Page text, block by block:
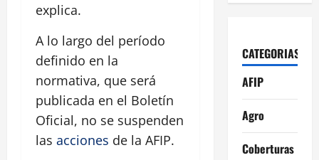
explica.
A lo largo del período
definido en la
normativa, que será
publicada en el Boletín
Oficial, no se suspenden
las acciones de la AFIP.
CATEGORIAS
AFIP
Agro
Coberturas